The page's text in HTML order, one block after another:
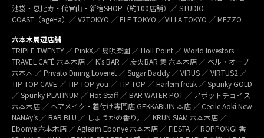
池袋・恵比寿・代官山・新宿SHOP（約100店舗）／ STUDIO
COAST（ageHa）／ V2TOKYO ／ ELE TOKYO ／VILLA TOKYO ／ MEZZO
六本木周辺店舗
TRIPLE TWENTY ／ PinkX／ 島唄楽園 ／ Holl Point ／ World Investors
TRAVEL CAFÉ 六本木店 ／ K’s BAR ／ 炭火BAR 集 六本木店 ／ ベル・オーブ
六本木 ／ Privato Dining Lovenet ／ Sugar Daddy ／ VIRUS ／ VIRTUS2 ／
TIP TOP CAVE ／ TIP TOP you ／ TIP TOP ／ Harlem freak ／ Spunky GOLD
／ Spunky PLATINUM ／ Hot Staff ／ BAR WATER POT ／ アボットチョイス
六本木店 ／ ヘアメイク・着付け専門店 GEKKABIJIN 本店 ／ Cecile Aoki New
NANAy’s ／ BAR BLU ／ しょうがの香り。／ KRUN SIAM 六本木店 ／
Ebonye 六本木店 ／ Agleam Ebonye 六本木店 ／ FIESTA ／ ROPPONGI 香